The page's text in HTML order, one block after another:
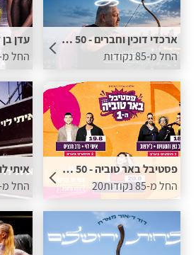
ארכדי דוכין וחברים - 50 ש"ח הנחה לכרטיס בתוספת נקודות
החל מ-85 נקודות
החל מ-85
פסטיבל באר טוביה - 50 ש"ח הנחה לכרטיס בתוספת נקודות
החל מ-85 נקודות20
החל מ-85